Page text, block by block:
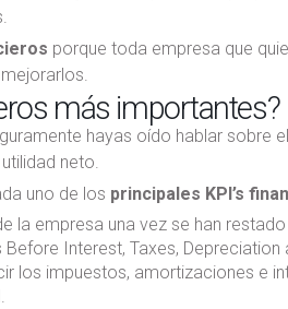
porque toda empresa que
más importantes?
hayas oído hablar sobre
neto.
uno de los principales KPI’s
la empresa una vez se han
Before Interest, Taxes,
los impuestos, amortizaciones e